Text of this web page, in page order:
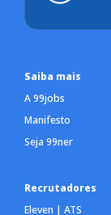
Saiba mais
A 99jobs
Manifesto
Seja 99ner
Recrutadores
Eleven | ATS